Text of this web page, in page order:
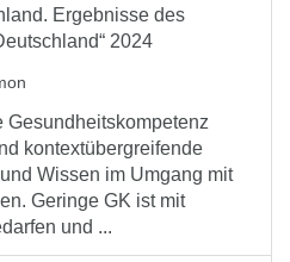
Ergebnisse des
2024
Gesundheitskompetenz
kontextübergreifende
Wissen im Umgang mit
Geringe GK ist mit
und ...